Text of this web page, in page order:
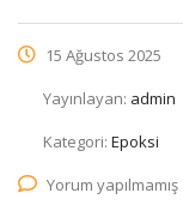
15 Ağustos 2025
Yayınlayan: admin
Kategori: Epoksi
Yorum yapılmamış